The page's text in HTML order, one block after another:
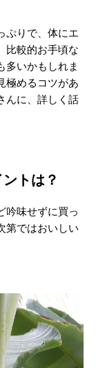
ぷりで、体にエ
比較的お手頃な
多いかもしれま
極めるコツがあ
んに、詳しく話
トは？
吟味せずに買っ
第ではおいしい